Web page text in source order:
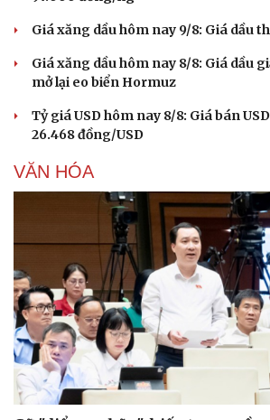
Giá xăng dầu hôm nay 9/8: Giá dầu
Giá xăng dầu hôm nay 8/8: Giá dầu
mở lại eo biển Hormuz
Tỷ giá USD hôm nay 8/8: Giá bán
26.468 đồng/USD
VĂN HÓA